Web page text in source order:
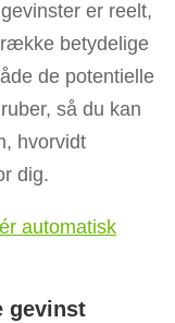
er reelt,
betydelige
de potentielle
så du kan
hvorvidt
dig.
automatisk
gevinst